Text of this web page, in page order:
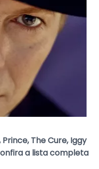
The Cure, Iggy
a lista completa